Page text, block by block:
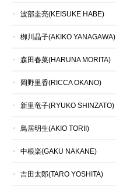
波部圭亮(KEISUKE HABE)
栁川晶子(AKIKO YANAGAWA)
森田春菜(HARUNA MORITA)
岡野里香(RICCA OKANO)
新里竜子(RYUKO SHINZATO)
鳥居明生(AKIO TORII)
中根楽(GAKU NAKANE)
吉田太郎(TARO YOSHITA)